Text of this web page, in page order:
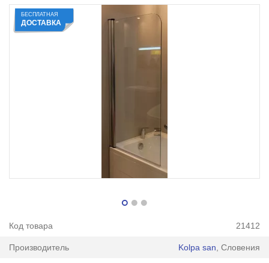
БЕСПЛАТНАЯ
ДОСТАВКА
Код товара 21412
Производитель Kolpa san , Словения